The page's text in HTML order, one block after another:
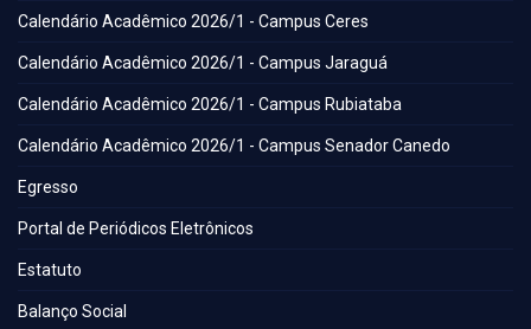
Calendário Acadêmico 2026/1 - Campus Ceres
Calendário Acadêmico 2026/1 - Campus Jaraguá
Calendário Acadêmico 2026/1 - Campus Rubiataba
Calendário Acadêmico 2026/1 - Campus Senador Canedo
Egresso
Portal de Periódicos Eletrônicos
Estatuto
Balanço Social